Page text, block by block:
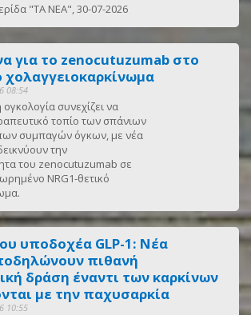
"ΤΑ ΝΕΑ", 30-07-2026
για το zenocutuzumab στο
χολαγγειοκαρκίνωμα
08:54
συνεχίζει να
τοπίο των σπάνιων
συμπαγών όγκων, με νέα
την
του zenocutuzumab σε
NRG1-θετικό
υποδοχέα GLP-1: Νέα
πιθανή
δράση έναντι των καρκίνων
με την παχυσαρκία
10:55